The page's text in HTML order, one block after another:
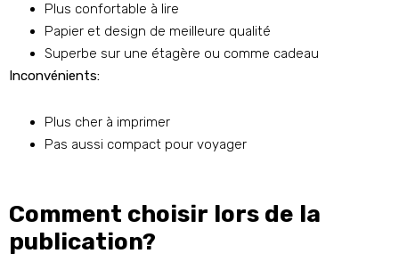
Plus confortable à lire
Papier et design de meilleure qualité
Superbe sur une étagère ou comme cadeau
Inconvénients:
Plus cher à imprimer
Pas aussi compact pour voyager
Comment choisir lors de la
publication?